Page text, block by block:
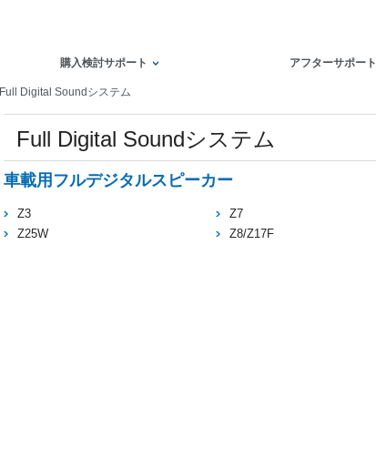
購入検討サポート アフターサポート
Full Digital Soundシステム
Full Digital Soundシステム
車載用フルデジタルスピーカー
Z3 Z7
Z25W
Z8/Z17F